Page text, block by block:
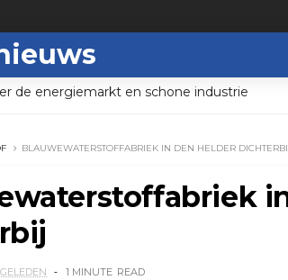
de energiemarkt en schone industrie
BLAUWEWATERSTOFFABRIEK IN DEN HELDER
1 MINUTE READ